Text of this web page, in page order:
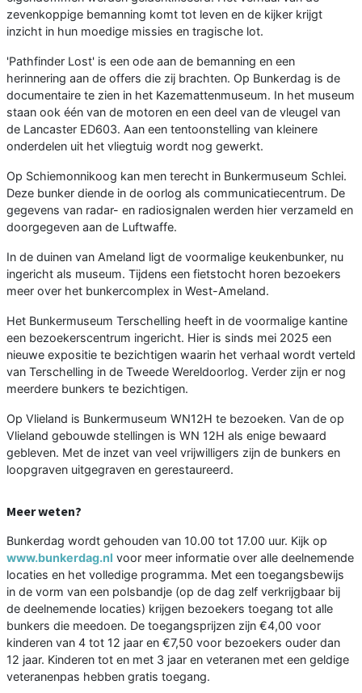
zevenkoppige bemanning komt tot leven en de kijker krijgt
inzicht in hun moedige missies en tragische lot.
'Pathfinder Lost' is een ode aan de bemanning en een
herinnering aan de offers die zij brachten. Op Bunkerdag is de
documentaire te zien in het Kazemattenmuseum. In het museum
staan ook één van de motoren en een deel van de vleugel van
de Lancaster ED603. Aan een tentoonstelling van kleinere
onderdelen uit het vliegtuig wordt nog gewerkt.
Op Schiemonnikoog kan men terecht in Bunkermuseum Schlei.
Deze bunker diende in de oorlog als communicatiecentrum. De
gegevens van radar- en radiosignalen werden hier verzameld en
doorgegeven aan de Luftwaffe.
In de duinen van Ameland ligt de voormalige keukenbunker, nu
ingericht als museum. Tijdens een fietstocht horen bezoekers
meer over het bunkercomplex in West-Ameland.
Het Bunkermuseum Terschelling heeft in de voormalige kantine
een bezoekerscentrum ingericht. Hier is sinds mei 2025 een
nieuwe expositie te bezichtigen waarin het verhaal wordt verteld
van Terschelling in de Tweede Wereldoorlog. Verder zijn er nog
meerdere bunkers te bezichtigen.
Op Vlieland is Bunkermuseum WN12H te bezoeken. Van de op
Vlieland gebouwde stellingen is WN 12H als enige bewaard
gebleven. Met de inzet van veel vrijwilligers zijn de bunkers en
loopgraven uitgegraven en gerestaureerd.
Meer weten?
Bunkerdag wordt gehouden van 10.00 tot 17.00 uur. Kijk op
www.bunkerdag.nl voor meer informatie over alle deelnemende
locaties en het volledige programma. Met een toegangsbewijs
in de vorm van een polsbandje (op de dag zelf verkrijgbaar bij
de deelnemende locaties) krijgen bezoekers toegang tot alle
bunkers die meedoen. De toegangsprijzen zijn €4,00 voor
kinderen van 4 tot 12 jaar en €7,50 voor bezoekers ouder dan
12 jaar. Kinderen tot en met 3 jaar en veteranen met een geldige
veteranenpas hebben gratis toegang.